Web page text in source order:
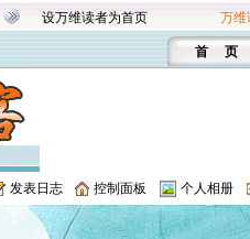
设万维读者为首页 万维
首 页
发表日志 控制面板 个人相册